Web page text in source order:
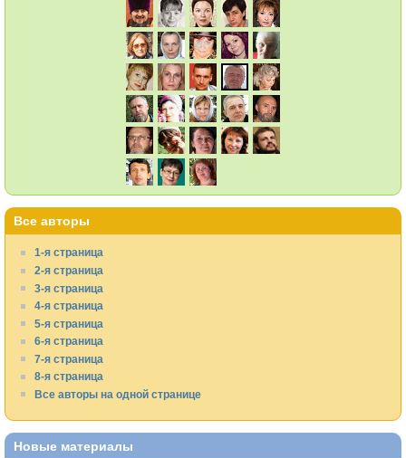
Все авторы
1-я страница
2-я страница
3-я страница
4-я страница
5-я страница
6-я страница
7-я страница
8-я страница
Все авторы на одной странице
Новые материалы